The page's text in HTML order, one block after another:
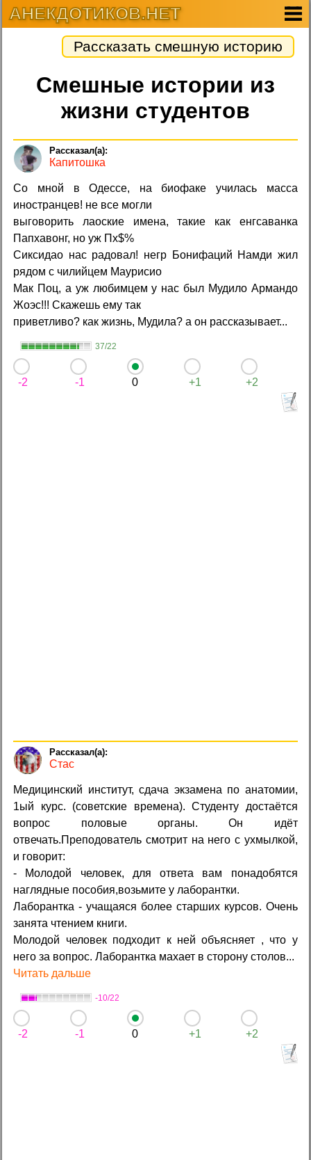
АНЕКДОТИКОВ.НЕТ
Рассказать смешную историю
Смешные истории из
жизни студентов
Капитошка
Со мной в Одессе, на биофаке училась масса
иностранцев! не все могли
выговорить лаоские имена, такие как енгсаванка
Папхавонг, но уж Пx$%
Сиксидао нас радовал! негр Бонифаций Намди жил
рядом с чилийцем Маурисио
Мак Поц, а уж любимцем у нас был Мудило Армандо
Жоэс!!! Скажешь ему так
приветливо? как жизнь, Мудила? а он рассказывает...
37/22
-2 -1 0 +1 +2
Стас
Медицинский институт, сдача экзамена по анатомии,
1ый курс. (советские времена). Студенту достаётся
вопрос половые органы. Он идёт
отвечать.Преподователь смотрит на него с ухмылкой,
и говорит:
- Молодой человек, для ответа вам понадобятся
наглядные пособия,возьмите у лаборантки.
Лаборантка - учащаяся более старших курсов. Очень
занята чтением книги.
Молодой человек подходит к ней объясняет , что у
него за вопрос. Лаборантка махает в сторону столов...
Читать дальше
-10/22
-2 -1 0 +1 +2